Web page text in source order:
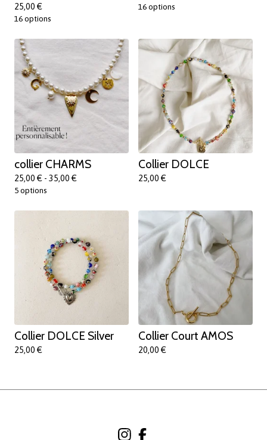
25,00 €
16 options
16 options
collier CHARMS
25,00 € - 35,00 €
5 options
Collier DOLCE
25,00 €
Collier DOLCE Silver
25,00 €
Collier Court AMOS
20,00 €